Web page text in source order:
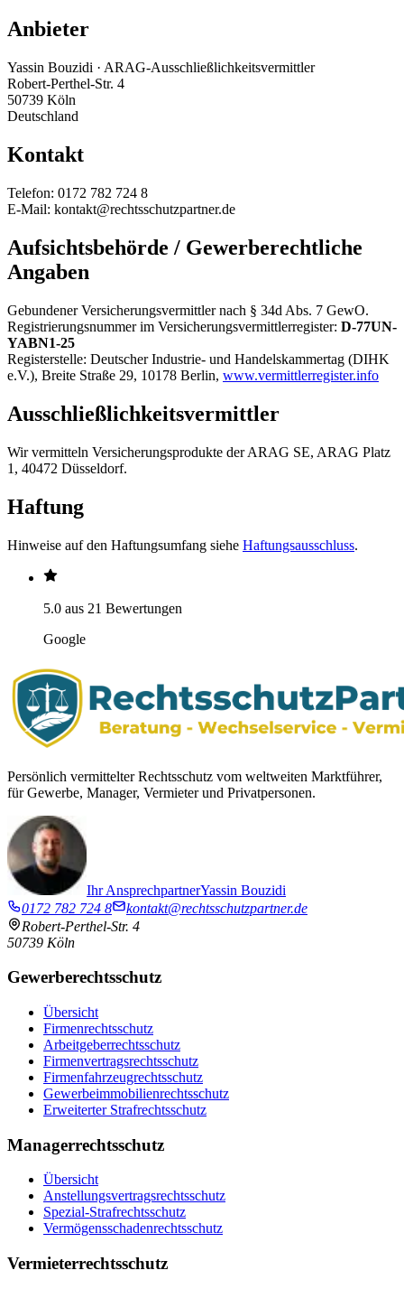
Anbieter
Yassin Bouzidi · ARAG-Ausschließlichkeitsvermittler
Robert-Perthel-Str. 4
50739 Köln
Deutschland
Kontakt
Telefon: 0172 782 724 8
E-Mail: kontakt@rechtsschutzpartner.de
Aufsichtsbehörde / Gewerberechtliche
Angaben
Gebundener Versicherungsvermittler nach § 34d Abs. 7 GewO.
Registrierungsnummer im Versicherungsvermittlerregister: D-77UN-
YABN1-25
Registerstelle: Deutscher Industrie- und Handelskammertag (DIHK
e.V.), Breite Straße 29, 10178 Berlin, www.vermittlerregister.info
Ausschließlichkeitsvermittler
Wir vermitteln Versicherungsprodukte der ARAG SE, ARAG Platz
1, 40472 Düsseldorf.
Haftung
Hinweise auf den Haftungsumfang siehe Haftungsausschluss.
5.0 aus 21 Bewertungen
Google
Persönlich vermittelter Rechtsschutz vom weltweiten Marktführer,
für Gewerbe, Manager, Vermieter und Privatpersonen.
Ihr AnsprechpartnerYassin Bouzidi
0172 782 724 8
kontakt@rechtsschutzpartner.de
Robert-Perthel-Str. 4
50739 Köln
Gewerberechtsschutz
Übersicht
Firmenrechtsschutz
Arbeitgeberrechtsschutz
Firmenvertragsrechtsschutz
Firmenfahrzeugrechtsschutz
Gewerbeimmobilien­rechtsschutz
Erweiterter Strafrechtsschutz
Managerrechtsschutz
Übersicht
Anstellungsvertrags­rechtsschutz
Spezial-Strafrechtsschutz
Vermögensschaden­rechtsschutz
Vermieterrechtsschutz